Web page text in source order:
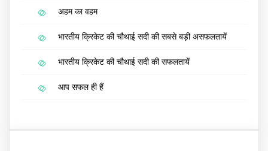
अहम का वहम
भारतीय क्रिकेट की चौथाई सदी की सबसे बड़ी असफलतायें
भारतीय क्रिकेट की चौथाई सदी की सफलतायें
आप सफल ही हैं